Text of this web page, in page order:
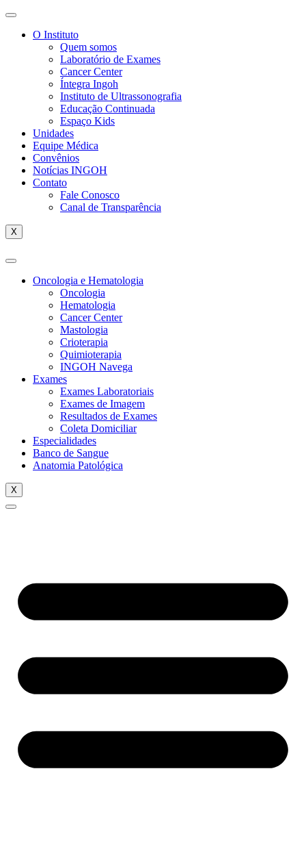
O Instituto
Quem somos
Laboratório de Exames
Cancer Center
Íntegra Ingoh
Instituto de Ultrassonografia
Educação Continuada
Espaço Kids
Unidades
Equipe Médica
Convênios
Notícias INGOH
Contato
Fale Conosco
Canal de Transparência
X
Oncologia e Hematologia
Oncologia
Hematologia
Cancer Center
Mastologia
Crioterapia
Quimioterapia
INGOH Navega
Exames
Exames Laboratoriais
Exames de Imagem
Resultados de Exames
Coleta Domiciliar
Especialidades
Banco de Sangue
Anatomia Patológica
X